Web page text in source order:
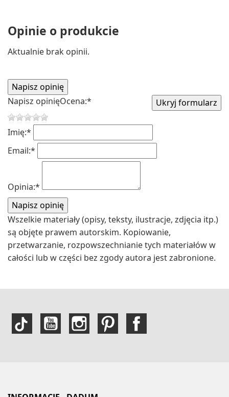
Opinie o produkcie
Aktualnie brak opinii.
Napisz opinięOcena:*
Imię:*
Email:*
Opinia:*
Wszelkie materiały (opisy, teksty, ilustracje, zdjęcia itp.)
są objęte prawem autorskim. Kopiowanie,
przetwarzanie, rozpowszechnianie tych materiałów w
całości lub w części bez zgody autora jest zabronione.